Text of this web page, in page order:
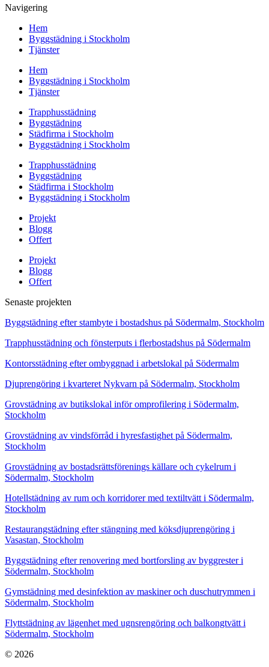
Navigering
Hem
Byggstädning i Stockholm
Tjänster
Hem
Byggstädning i Stockholm
Tjänster
Trapphusstädning
Byggstädning
Städfirma i Stockholm
Byggstädning i Stockholm
Trapphusstädning
Byggstädning
Städfirma i Stockholm
Byggstädning i Stockholm
Projekt
Blogg
Offert
Projekt
Blogg
Offert
Senaste projekten
Byggstädning efter stambyte i bostadshus på Södermalm, Stockholm
Trapphusstädning och fönsterputs i flerbostadshus på Södermalm
Kontorsstädning efter ombyggnad i arbetslokal på Södermalm
Djuprengöring i kvarteret Nykvarn på Södermalm, Stockholm
Grovstädning av butikslokal inför omprofilering i Södermalm,
Stockholm
Grovstädning av vindsförråd i hyresfastighet på Södermalm,
Stockholm
Grovstädning av bostadsrättsförenings källare och cykelrum i
Södermalm, Stockholm
Hotellstädning av rum och korridorer med textiltvätt i Södermalm,
Stockholm
Restaurangstädning efter stängning med köksdjuprengöring i
Vasastan, Stockholm
Byggstädning efter renovering med bortforsling av byggrester i
Södermalm, Stockholm
Gymstädning med desinfektion av maskiner och duschutrymmen i
Södermalm, Stockholm
Flyttstädning av lägenhet med ugnsrengöring och balkongtvätt i
Södermalm, Stockholm
© 2026